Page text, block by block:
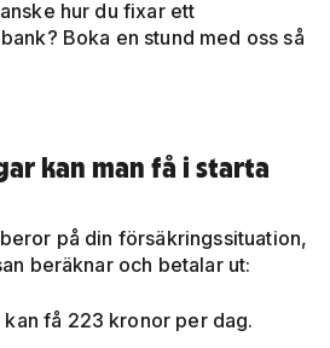
hur du fixar ett
Boka en stund med oss så
kan man få i starta
på din försäkringssituation,
beräknar och betalar ut:
kan få 223 kronor per dag.